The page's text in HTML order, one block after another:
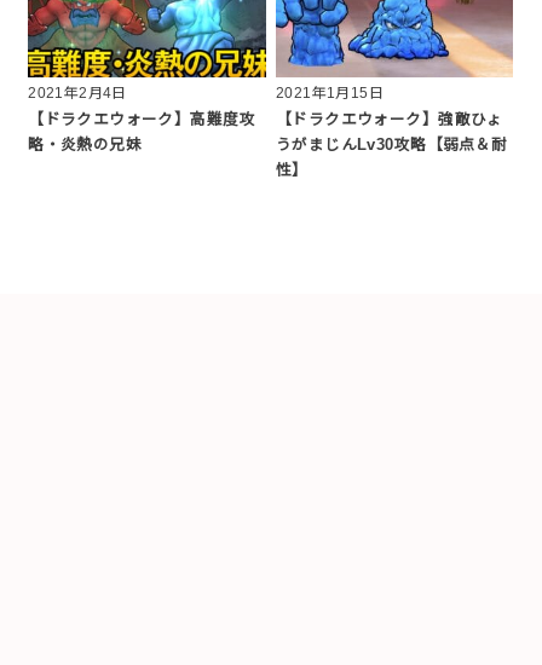
2021年2月4日
【ドラクエウォーク】高難度攻
略・炎熱の兄妹
2021年1月15日
【ドラクエウォーク】強敵ひょ
うがまじんLv30攻略【弱点＆耐
性】